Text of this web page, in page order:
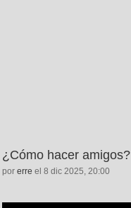
¿Cómo hacer amigos?
por erre el 8 dic 2025, 20:00